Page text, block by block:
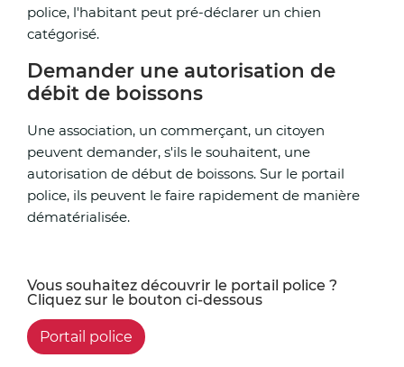
police, l'habitant peut pré-déclarer un chien
catégorisé.
Demander une autorisation de
débit de boissons
Une association, un commerçant, un citoyen
peuvent demander, s'ils le souhaitent, une
autorisation de début de boissons. Sur le portail
police, ils peuvent le faire rapidement de manière
dématérialisée.
Vous souhaitez découvrir le portail police ?
Cliquez sur le bouton ci-dessous
Portail police